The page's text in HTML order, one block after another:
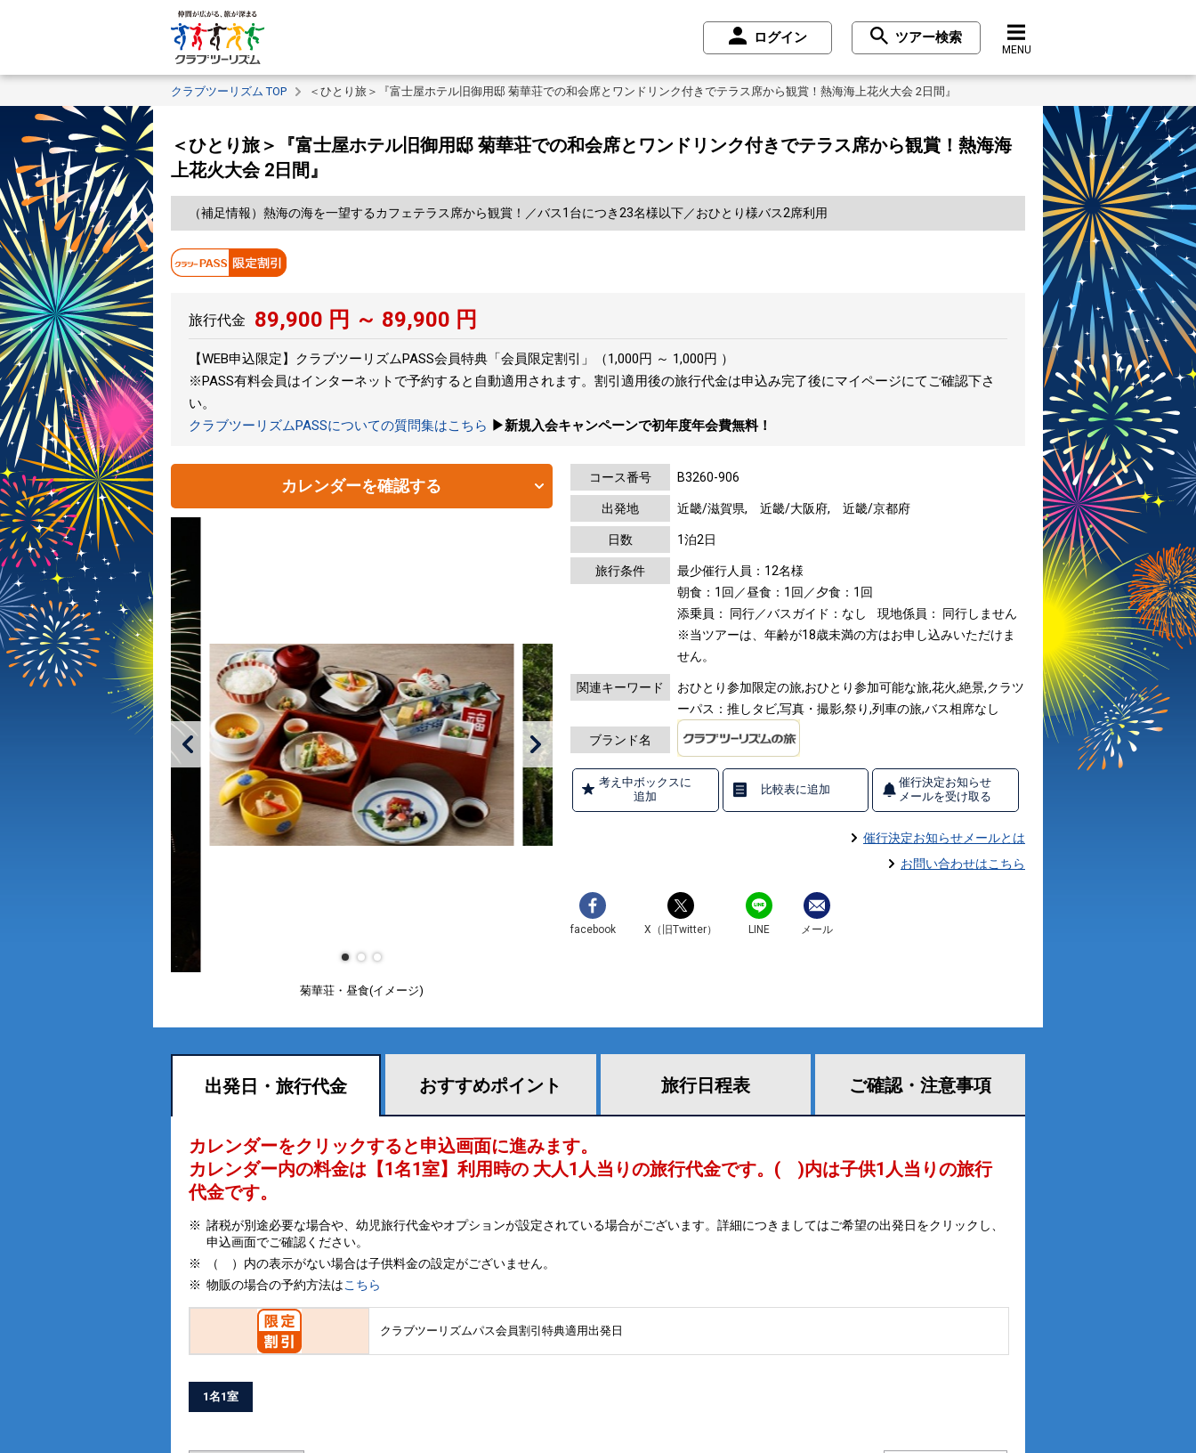
ログイン ツアー検索
MENU
クラブツーリズム TOP ＜ひとり旅＞『富士屋ホテル旧御用邸 菊華荘での和会席とワンドリンク付きでテラス席から観賞！熱海海上花火大会 2日間』
＜ひとり旅＞『富士屋ホテル旧御用邸 菊華荘での和会席とワンドリンク付きでテラス席から観賞！熱海海
上花火大会 2日間』
（補足情報）熱海の海を一望するカフェテラス席から観賞！／バス1台につき23名様以下／おひとり様バス2席利用
旅行代金 89,900 円 ～ 89,900 円
【WEB申込限定】クラブツーリズムPASS会員特典「会員限定割引」（1,000円 ～ 1,000円 ）
※PASS有料会員はインターネットで予約すると自動適用されます。割引適用後の旅行代金は申込み完了後にマイページにてご確認下さ
い。
クラブツーリズムPASSについての質問集はこちら ▶新規入会キャンペーンで初年度年会費無料！
カレンダーを確認する
菊華荘・昼食(イメージ)
コース番号 B3260-906
出発地 近畿/滋賀県, 近畿/大阪府, 近畿/京都府
日数 1泊2日
旅行条件
最少催行人員：12名様
朝食：1回／昼食：1回／夕食：1回
添乗員： 同行／バスガイド：なし
現地係員： 同行しません
※当ツアーは、年齢が18歳未満の方はお申し込みいただけま
せん。
関連キーワード
おひとり参加限定の旅,おひとり参加可能な旅,花火,絶景,クラツ
ーパス：推しタビ,写真・撮影,祭り,列車の旅,バス相席なし
ブランド名
考え中ボックスに
追加
比較表に追加
催行決定お知らせ
メールを受け取る
催行決定お知らせメールとは
お問い合わせはこちら
facebook X（旧Twitter） LINE メール
出発日・ 旅行代金 おすすめポイント 旅行日程表 ご確認・ 注意事項
カレンダーをクリックすると申込画面に進みます。
カレンダー内の料金は 【1名1室】利用時の 大人1人当りの旅行代金です。 ( )内は子供1人当りの旅行
代金です。
諸税が別途必要な場合や、幼児旅行代金やオプションが設定されている場合がございます。詳細につきましてはご希望の出発日をクリックし、
申込画面でご確認ください。
（ ）内の表示がない場合は子供料金の設定がございません。
物販の場合の予約方法はこちら
クラブツーリズムパス会員割引特典適用出発日
1名1室